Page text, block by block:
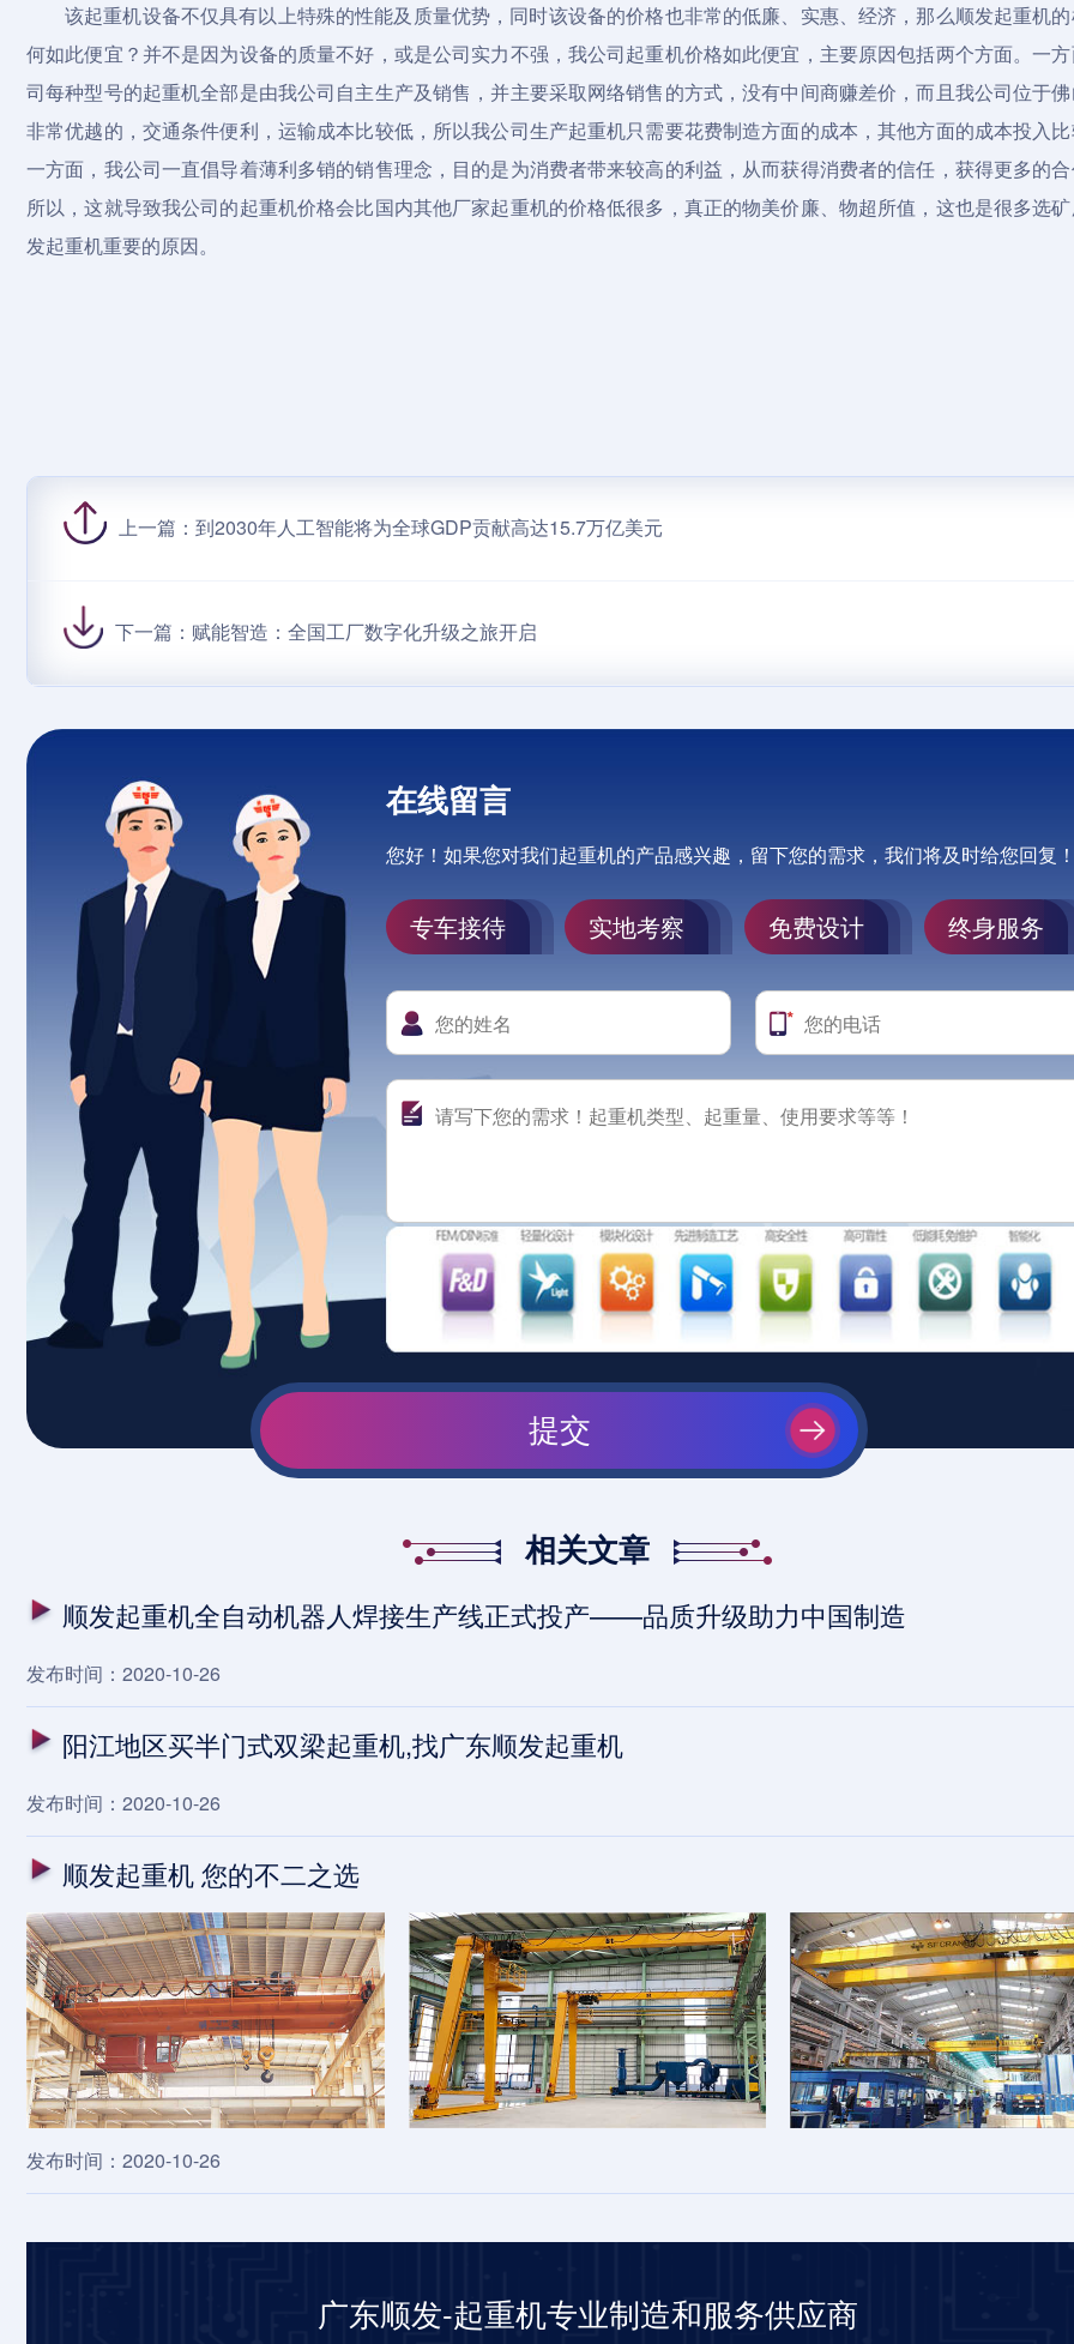
该起重机设备不仅具有以上特殊的性能及质量优势，同时该设备的价格也非常的低廉、实惠、经济，那么顺发起重机
何如此便宜？并不是因为设备的质量不好，或是公司实力不强，我公司起重机价格如此便宜，主要原因包括两个方面。一
司每种型号的起重机全部是由我公司自主生产及销售，并主要采取网络销售的方式，没有中间商赚差价，而且我公司位于
非常优越的，交通条件便利，运输成本比较低，所以我公司生产起重机只需要花费制造方面的成本，其他方面的成本投入
一方面，我公司一直倡导着薄利多销的销售理念，目的是为消费者带来较高的利益，从而获得消费者的信任，获得更多的
所以，这就导致我公司的起重机价格会比国内其他厂家起重机的价格低很多，真正的物美价廉、物超所值，这也是很多选
发起重机重要的原因。
上一篇： 到2030年人工智能将为全球GDP贡献高达15.7万亿美元
下一篇： 赋能智造：全国工厂数字化升级之旅开启
在线留言
您好！如果您对我们起重机的产品感兴趣，留下您的需求，我们将及时给您回复
专车接待 实地考察 免费设计 终身服务
提交
相关文章
顺发起重机全自动机器人焊接生产线正式投产——品质升级助力中国制造
发布时间：2020-10-26
阳江地区买半门式双梁起重机,找广东顺发起重机
发布时间：2020-10-26
顺发起重机 您的不二之选
发布时间：2020-10-26
广东顺发-起重机专业制造和服务供应商